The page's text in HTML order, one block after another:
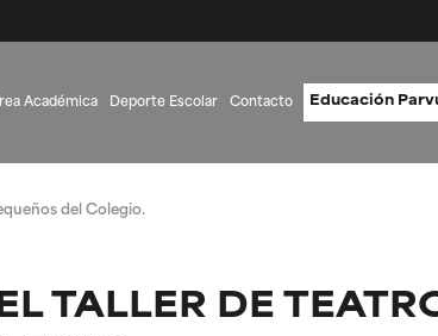
Académica Deporte Escolar Contacto Educación
del Colegio.
TALLER DE